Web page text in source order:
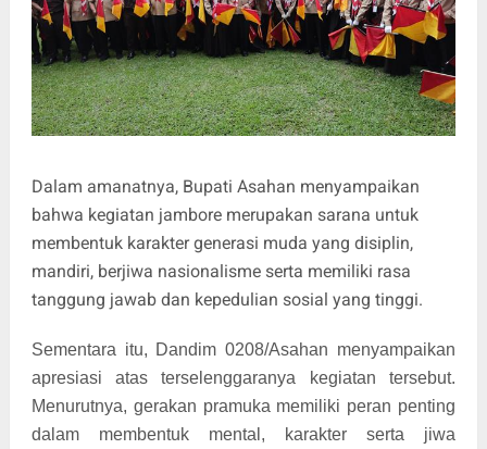
Dalam amanatnya, Bupati Asahan menyampaikan
bahwa kegiatan jambore merupakan sarana untuk
membentuk karakter generasi muda yang disiplin,
mandiri, berjiwa nasionalisme serta memiliki rasa
tanggung jawab dan kepedulian sosial yang tinggi.
Sementara itu, Dandim 0208/Asahan menyampaikan
apresiasi atas terselenggaranya kegiatan tersebut.
Menurutnya, gerakan pramuka memiliki peran penting
dalam membentuk mental, karakter serta jiwa